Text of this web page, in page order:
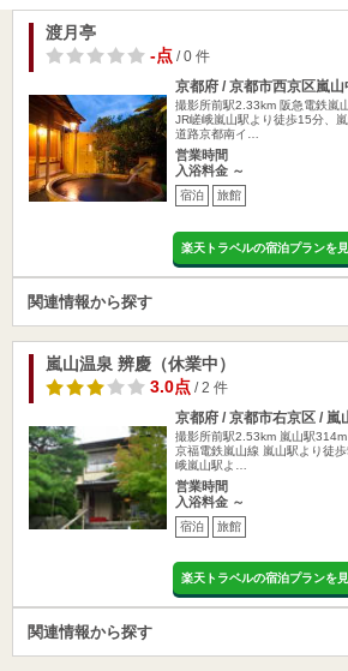
渡月亭
-点/ 0 件
京都府 / 京都市西京区嵐
撮影所前駅2.33km 阪急電鉄嵐
JR嵯峨嵐山駅より徒歩15分、
道路京都南イ…
営業時間
入浴料金 ～
宿泊 旅館
楽天トラベルの宿泊プランを
関連情報から探す
嵐山温泉 辨慶（休業中）
3.0点/ 2 件
京都府 / 京都市右京区 / 嵐
撮影所前駅2.53km 嵐山駅314m
京福電鉄嵐山線 嵐山駅より徒
峨嵐山駅よ…
営業時間
入浴料金 ～
宿泊 旅館
楽天トラベルの宿泊プランを
関連情報から探す